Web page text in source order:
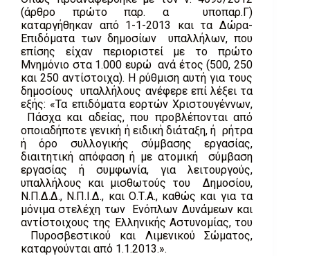
(άρθρο πρώτο παρ. α υποπαρ.Γ)
καταργήθηκαν από 1-1-2013 και τα Δώρα-
Επιδόματα των δημοσίων υπαλλήλων, που
επίσης είχαν περιοριστεί με το πρώτο
Μνημόνιο στα 1.000 ευρώ ανά έτος (500, 250
και 250 αντίστοιχα). Η ρύθμιση αυτή για τους
δημοσίους υπαλλήλους ανέφερε επί λέξει τα
εξής: «Τα επιδόματα εορτών Χριστουγέννων,
Πάσχα και αδείας, που προβλέπονται από
οποιαδήποτε γενική ή ειδική διάταξη, ή ρήτρα
ή όρο συλλογικής σύμβασης εργασίας,
διαιτητική απόφαση ή με ατομική σύμβαση
εργασίας ή συμφωνία, για λειτουργούς,
υπαλλήλους και μισθωτούς του Δημοσίου,
Ν.Π.Δ.Δ., Ν.Π.Ι.Δ., και Ο.Τ.Α., καθώς και για τα
μόνιμα στελέχη των Ενόπλων Δυνάμεων και
αντίστοιχους της Ελληνικής Αστυνομίας, του
Πυροσβεστικού και Λιμενικού Σώματος,
καταργούνται από 1.1.2013.».